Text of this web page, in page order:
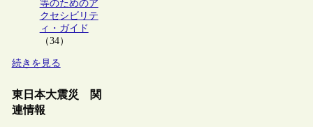
等のためのア
クセシビリテ
ィ・ガイド
（34）
続きを見る
東日本大震災 関
連情報